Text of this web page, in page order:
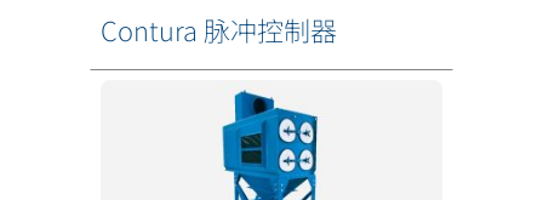
Contura 脉冲控制器